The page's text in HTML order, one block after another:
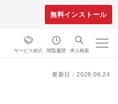
無料インストール
サービス紹介 閲覧履歴 求人検索
更新日：2026.06.24